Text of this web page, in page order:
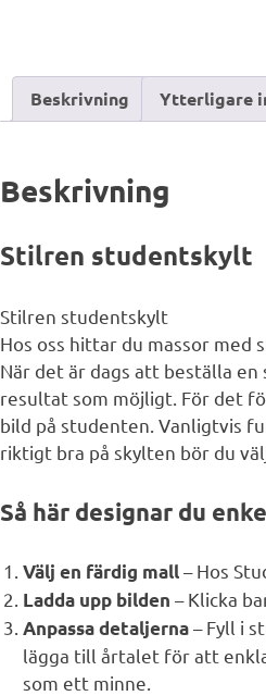
Beskrivning Ytterligare
Beskrivning
Stilren studentskylt
Stilren studentskylt
Hos oss hittar du massor med
När det är dags att beställa
resultat som möjligt. För det
bild på studenten. Vanligtvis
riktigt bra på skylten bör du
Så här designar du
Välj en färdig mall– Hos
Ladda upp bilden – Klicka
Anpassa detaljerna– Fyll i
lägga till årtalet för att
som ett minne.